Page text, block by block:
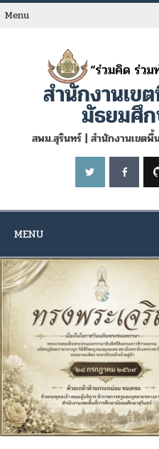
Skip
toMenu
สำนักงานเข
มัธยมศึ
สพม.สุรินทร์ | สำนักงานเขต
MENU